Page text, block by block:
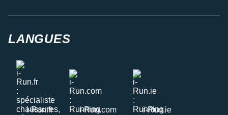
LANGUES
i-Run.fr i-Run.com i-Run.ie